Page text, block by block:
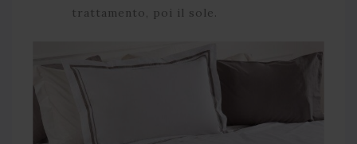
trattamento, poi il sole.